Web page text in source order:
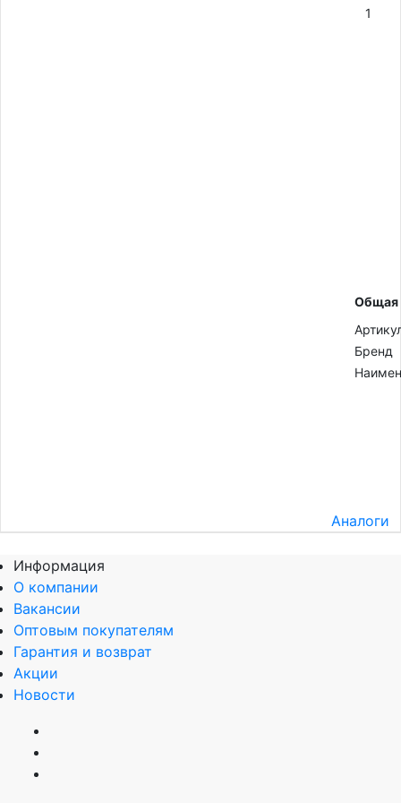
1
Общая
Бренд
Аналоги
Информация
О компании
Вакансии
Оптовым покупателям
Гарантия и возврат
Акции
Новости